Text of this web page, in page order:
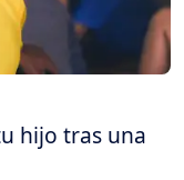
hijo tras una